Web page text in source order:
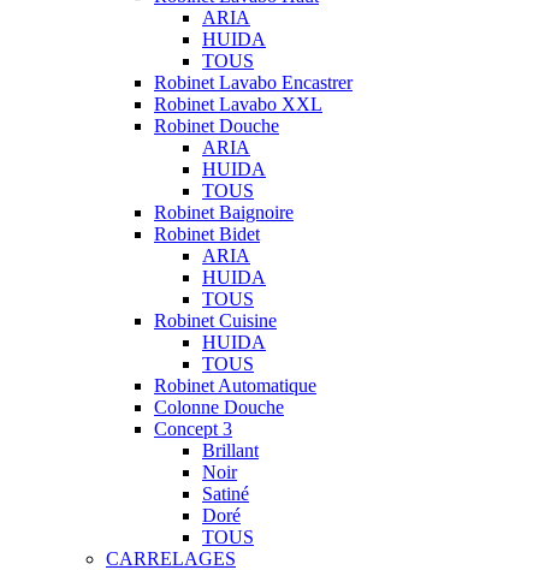
ARIA
HUIDA
TOUS
Robinet Lavabo Encastrer
Robinet Lavabo XXL
Robinet Douche
ARIA
HUIDA
TOUS
Robinet Baignoire
Robinet Bidet
ARIA
HUIDA
TOUS
Robinet Cuisine
HUIDA
TOUS
Robinet Automatique
Colonne Douche
Concept 3
Brillant
Noir
Satiné
Doré
TOUS
CARRELAGES